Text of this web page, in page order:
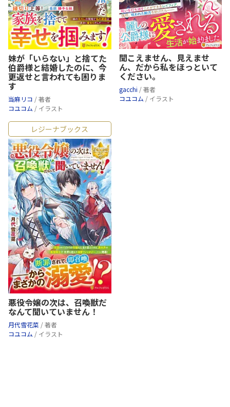
妹が「いらない」と捨てた
伯爵様と結婚したのに、今
更返せと言われても困りま
す
当麻リコ / 著者
コユコム / イラスト
聞こえません、見えませ
ん、だから私をほっといて
ください。
gacchi / 著者
コユコム / イラスト
レジーナブックス
悪役令嬢の次は、召喚獣だ
なんて聞いていません！
月代雪花菜 / 著者
コユコム / イラスト